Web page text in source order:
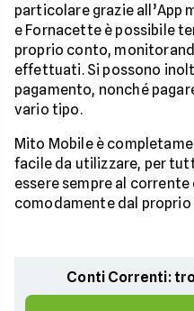
particolare grazie all’App
e Fornacette è possibile
proprio conto,
effettuati. Si possono
pagamento, nonché
vario tipo.
Mito Mobile è
facile da utilizzare, per
essere sempre al
comodamente dal
Conti Correnti: